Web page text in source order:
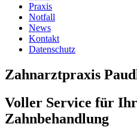
Praxis
Notfall
News
Kontakt
Datenschutz
Zahnarztpraxis
Voller Service für
Zahnbehandlung